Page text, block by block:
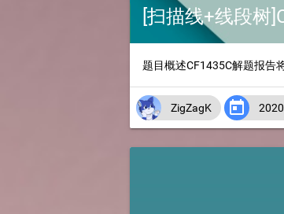
[扫描线+线段树
题目概述CF1435C解题报告
ZigZagK 